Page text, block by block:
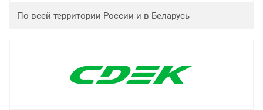
По всей территории России и в Беларусь